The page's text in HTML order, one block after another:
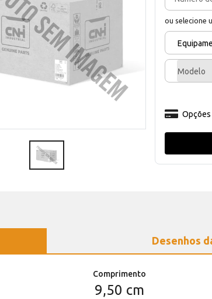
ou selecione
Modelo
Desenhos
Comprimento
9,50 cm